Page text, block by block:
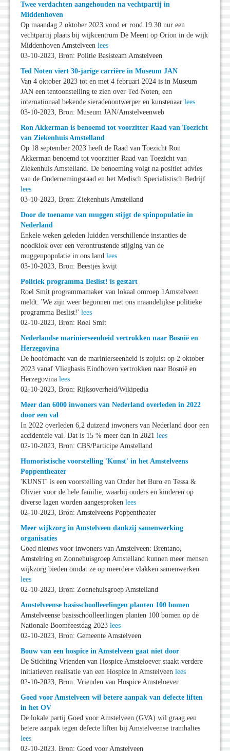
Twee verdachten aangehouden na vechtpartij in
Middenhoven
Op maandag 2 oktober 2023 vond er rond 19.30 uur een
vechtpartij plaats bij wijkcentrum De Meent op Orion in de wijk
Middenhoven Amstelveen lees
03-10-2023, Bron: Politie Basisteam Amstelveen
Ted Noten viert 30-jarige carrière in Museum JAN
Van 4 oktober 2023 tot en met 4 februari 2024 is in Museum
JAN een tentoonstelling te zien over Ted Noten, een
internationaal bekende sieradenontwerper en kunstenaar lees
03-10-2023, Bron: Museum JAN/Amstelveenweb
Ron Akkerman is benoemd tot voorzitter Raad van Toezicht
van Ziekenhuis Amstelland
Op 18 september 2023 heeft de Raad van Toezicht Ron
Akkerman benoemd tot voorzitter Raad van Toezicht van
Ziekenhuis Amstelland. De benoeming volgt na positief advies
van de Ondernemingsraad en het Medisch Specialistisch Bedrijf
lees
03-10-2023, Bron: Ziekenhuis Amstelland
Door de toename van muggen stijgt de spinpopulatie in
Nederland
Enkele weken geleden luidden verschillende instanties de
noodklok over een verontrustende stijging van de
muggenpopulatie in ons land lees
03-10-2023, Bron: Beestjes kwijt
Politiek programma Beslist! is gestart
Roel Smit programmamaker van lokaal omroep 1Amstelveen
meldt: 'We zijn weer begonnen met ons maandelijkse politieke
programma Beslist!' lees
02-10-2023, Bron: Roel Smit
Nederlandse marinierseenheid vertrokken naar Bosnië en
Herzegovina
De hoofdmacht van de marinierseenheid is zojuist op 2 oktober
2023 vanaf Vliegbasis Eindhoven vertrokken naar Bosnië en
Herzegovina lees
02-10-2023, Bron: Rijksoverheid/Wikipedia
Meer dan 6000 inwoners van Nederland overleden in 2022
door een val
In 2022 overleden 6,2 duizend inwoners van Nederland door een
accidentele val. Dat is 15 % meer dan in 2021 lees
02-10-2023, Bron: CBS/Participe Amstelland
Humoristische voorstelling 'Kunst' in het Amstelveens
Poppentheater
'KUNST' is een voorstelling van Onder het Buro en Tessa &
Olivier voor de hele familie, waarbij ouders en kinderen op
diverse lagen worden aangesproken lees
02-10-2023, Bron: Amstelveens Poppentheater
Meer wijkzorg in Amstelveen dankzij samenwerking
organisaties
Goed nieuws voor inwoners van Amstelveen: Brentano,
Amstelring en Zonnehuisgroep Amstelland kunnen meer mensen
wijkzorg bieden omdat ze op meerdere vlakken samenwerken
lees
02-10-2023, Bron: Zonnehuisgroep Amstelland
Amstelveense basisschoolleerlingen planten 100 bomen
Amstelveense basisschoolleerlingen planten 100 bomen op de
Nationale Boomfeestdag 2023 lees
02-10-2023, Bron: Gemeente Amstelveen
Bouw van een hospice in Amstelveen gaat niet door
De Stichting Vrienden van Hospice Amsteloever staakt verdere
initiatieven realisatie van een Hospice in Amstelveen lees
02-10-2023, Bron: Vrienden van Hospice Amsteloever
Goed voor Amstelveen wil betere aanpak van defecte liften
in het OV
De lokale partij Goed voor Amstelveen (GVA) wil graag een
betere aanpak tegen defecte liften bij Amstelveense tramhaltes
lees
02-10-2023, Bron: Goed voor Amstelveen